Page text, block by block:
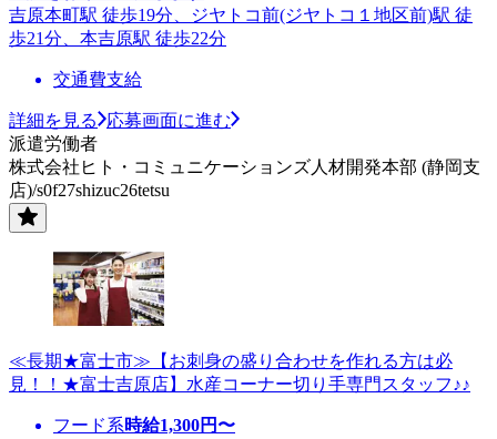
吉原本町駅 徒歩19分、ジヤトコ前(ジヤトコ１地区前)駅 徒
歩21分、本吉原駅 徒歩22分
交通費支給
詳細を見る
応募画面に進む
派遣労働者
株式会社ヒト・コミュニケーションズ人材開発本部 (静岡支
店)/s0f27shizuc26tetsu
≪長期★富士市≫【お刺身の盛り合わせを作れる方は必
見！！★富士吉原店】水産コーナー切り手専門スタッフ♪♪
フード系時給1,300円〜